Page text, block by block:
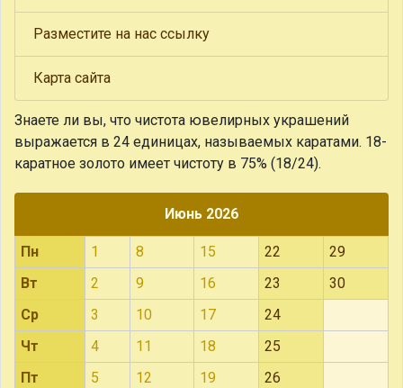
Разместите на нас ссылку
Карта сайта
Знаете ли вы, что чистота ювелирных украшений
выражается в 24 единицах, называемых каратами. 18-
каратное золото имеет чистоту в 75% (18/24).
Июнь 2026
Пн 1 8 15 22
29
Вт
2 9 16 23
30
Ср
3 10 17
24
Чт
4 11 18
25
Пт
5 12 19 26